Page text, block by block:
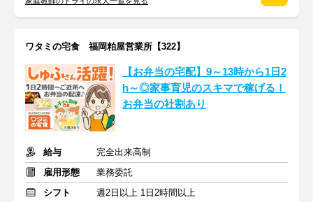
ワタミの宅食 福岡粕屋営業所【322】
【お弁当の宅配】9～13時から1日2
h～◎家事育児のスキマで稼げる！
お弁当の社割あり
給与
完全出来高制
雇用形態
業務委託
シフト
週2日以上 1日2時間以上